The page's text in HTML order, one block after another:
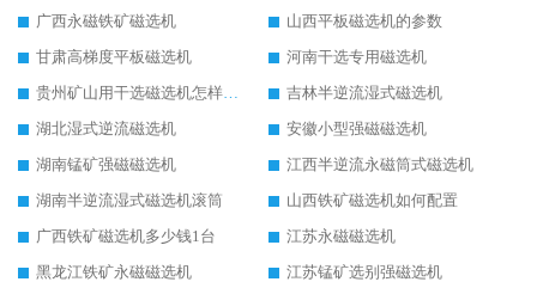
广西永磁铁矿磁选机
山西平板磁选机的参数
甘肃高梯度平板磁选机
河南干选专用磁选机
贵州矿山用干选磁选机怎样调磁
吉林半逆流湿式磁选机
湖北湿式逆流磁选机
安徽小型强磁磁选机
湖南锰矿强磁磁选机
江西半逆流永磁筒式磁选机
湖南半逆流湿式磁选机滚筒
山西铁矿磁选机如何配置
广西铁矿磁选机多少钱1台
江苏永磁磁选机
黑龙江铁矿永磁磁选机
江苏锰矿选别强磁选机